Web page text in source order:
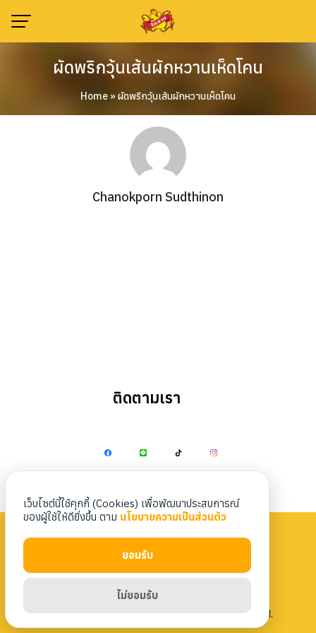
content
ผัดพริกวุ้นเส้นผักหวานเห็ดโคน
Home » ผัดพริกวุ้นเส้นผักหวานเห็ดโคน
Chanokporn Sudthinon
ติดตามเรา
Privacy Policy |Terms & Conditions
Copyright 2023 Nittaya Kaiyang. All rights reserved.
เว็บไซต์นี้ใช้คุกกี้ (Cookies) เพื่อพัฒนาประสบการณ์
ของผู้ใช้ให้ดียิ่งขึ้น ตาม นโยบายความเป็นส่วนตัว
ยอมรับ
ไม่ยอมรับ